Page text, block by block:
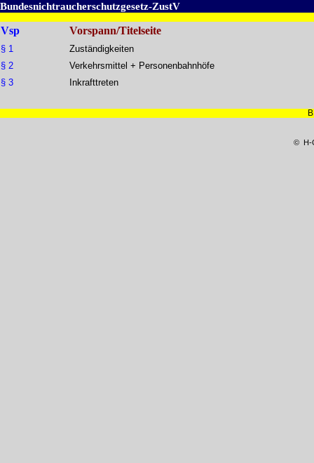
Bundesnichtraucherschutzgesetz-ZustV
Vsp Vorspann/Titelseite
§ 1
§ 2
§ 3
Zuständigkeiten
Verkehrsmittel + Personenbahnhöfe
Inkrafttreten
© H-